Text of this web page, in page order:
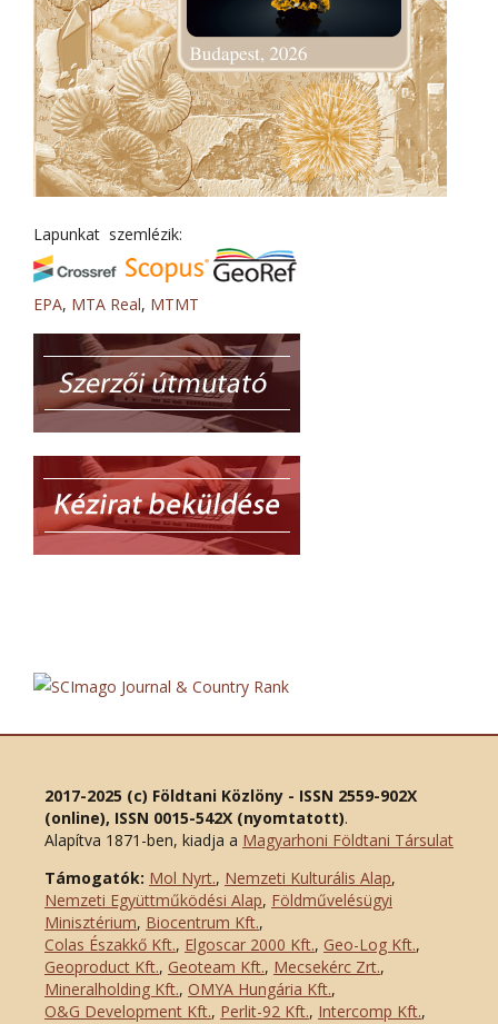
Lapunkat szemlézik:
EPA, MTA Real, MTMT
2017-2025 (c) Földtani Közlöny - ISSN 2559-902X
(online), ISSN 0015-542X (nyomtatott).
Alapítva 1871-ben, kiadja a Magyarhoni Földtani Társulat
Támogatók: Mol Nyrt., Nemzeti Kulturális Alap,
Nemzeti Együttműködési Alap, Földművelésügyi
Minisztérium, Biocentrum Kft.,
Colas Északkő Kft., Elgoscar 2000 Kft., Geo-Log Kft.,
Geoproduct Kft., Geoteam Kft., Mecsekérc Zrt.,
Mineralholding Kft., OMYA Hungária Kft.,
O&G Development Kft., Perlit-92 Kft., Intercomp Kft.,